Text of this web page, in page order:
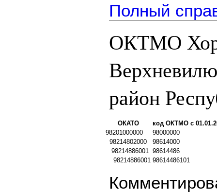
Полный
ОКТМО
район
ОКАТО
код ОКТМО с
98201000000
98000000
98214802000
98614000
98214886001 98614486
98214886001 98614486101